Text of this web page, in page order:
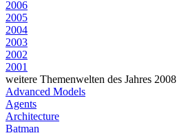
2006
2005
2004
2003
2002
2001
weitere Themenwelten des Jahres 2008
Advanced Models
Agents
Architecture
Batman